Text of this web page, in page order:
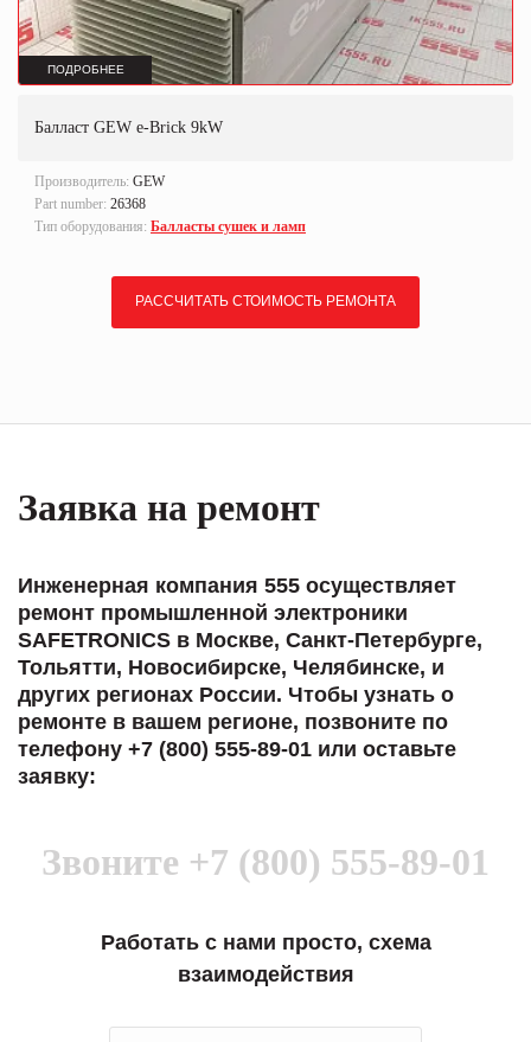
ПОДРОБНЕЕ
Балласт GEW e-Brick 9kW
Производитель: GEW
Part number: 26368
Тип оборудования: Балласты сушек и ламп
РАССЧИТАТЬ СТОИМОСТЬ РЕМОНТА
Заявка на ремонт
Инженерная компания 555 осуществляет
ремонт промышленной электроники
SAFETRONICS в Москве, Санкт-Петербурге,
Тольятти, Новосибирске, Челябинске, и
других регионах России. Чтобы узнать о
ремонте в вашем регионе, позвоните по
телефону +7 (800) 555-89-01 или оставьте
заявку:
Звоните +7 (800) 555-89-01
Работать с нами просто, схема
взаимодействия